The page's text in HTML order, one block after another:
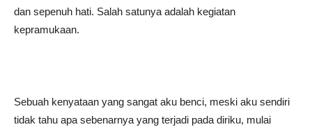
dan sepenuh hati. Salah satunya adalah kegiatan
kepramukaan.
Sebuah kenyataan yang sangat aku benci, meski aku sendiri
tidak tahu apa sebenarnya yang terjadi pada diriku, mulai